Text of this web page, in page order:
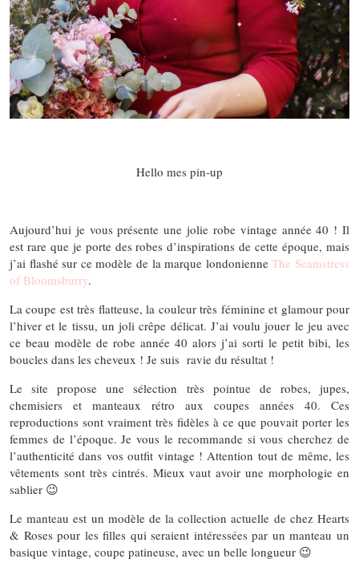
Hello mes pin-up
Aujourd’hui je vous présente une jolie robe vintage année 40 ! Il
est rare que je porte des robes d’inspirations de cette époque, mais
j’ai flashé sur ce modèle de la marque londonienneThe Seamstress
of Bloomsburry.
La coupe est très flatteuse, la couleur très féminine et glamour pour
l’hiver et le tissu, un joli crêpe délicat. J’ai voulu jouer le jeu avec
ce beau modèle de robe année 40 alors j’ai sorti le petit bibi, les
boucles dans les cheveux ! Je suis ravie du résultat !
Le site propose une sélection très pointue de robes, jupes,
chemisiers et manteaux rétro aux coupes années 40. Ces
reproductions sont vraiment très fidèles à ce que pouvait porter les
femmes de l’époque. Je vous le recommande si vous cherchez de
l’authenticité dans vos outfit vintage ! Attention tout de même, les
vêtements sont très cintrés. Mieux vaut avoir une morphologie en
sablier 😉
Le manteau est un modèle de la collection actuelle de chez Hearts
& Roses pour les filles qui seraient intéressées par un manteau un
basique vintage, coupe patineuse, avec un belle longueur 😉